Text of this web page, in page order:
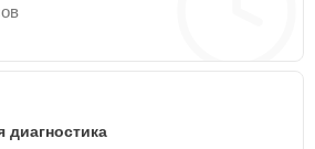
диагностика